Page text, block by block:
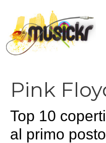
contenuto
Pink
Top 10
al primo